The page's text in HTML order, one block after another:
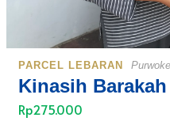
PARCEL LEBARAN
Kinasih Barakah
Rp275.000